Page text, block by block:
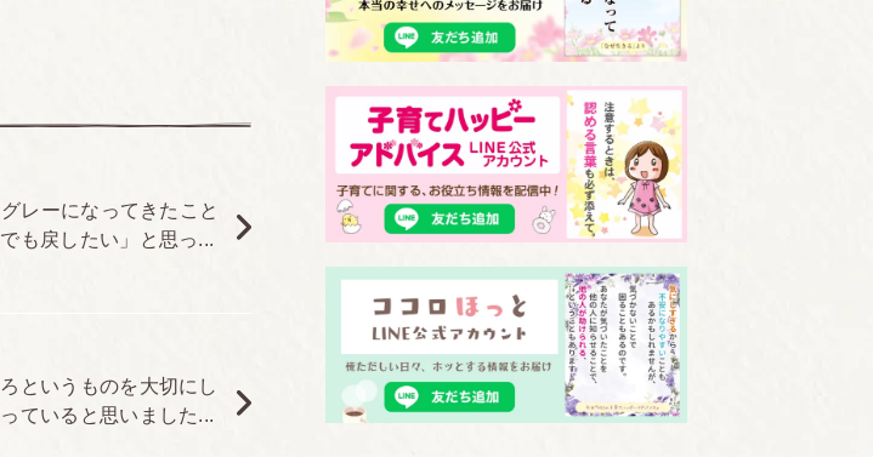
レーになってきたこと
も戻したい」と思っ...
というものを大切にし
ていると思いました...